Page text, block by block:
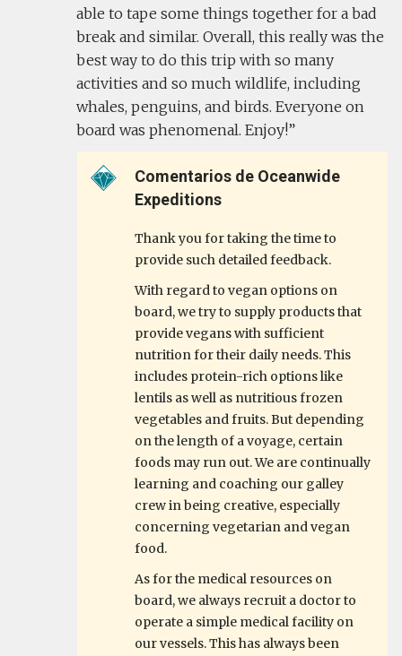
able to tape some things together for a bad
break and similar. Overall, this really was the
best way to do this trip with so many
activities and so much wildlife, including
whales, penguins, and birds. Everyone on
board was phenomenal. Enjoy!
Comentarios de Oceanwide
Expeditions
Thank you for taking the time to
provide such detailed feedback.
With regard to vegan options on
board, we try to supply products that
provide vegans with sufficient
nutrition for their daily needs. This
includes protein-rich options like
lentils as well as nutritious frozen
vegetables and fruits. But depending
on the length of a voyage, certain
foods may run out. We are continually
learning and coaching our galley
crew in being creative, especially
concerning vegetarian and vegan
food.
As for the medical resources on
board, we always recruit a doctor to
operate a simple medical facility on
our vessels. This has always been